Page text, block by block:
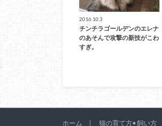
2016.10.3
チンチラゴールデンのエレナ
のあそんで攻撃の新技がこわ
すぎ。
ホーム 猫の育て方• 飼い方